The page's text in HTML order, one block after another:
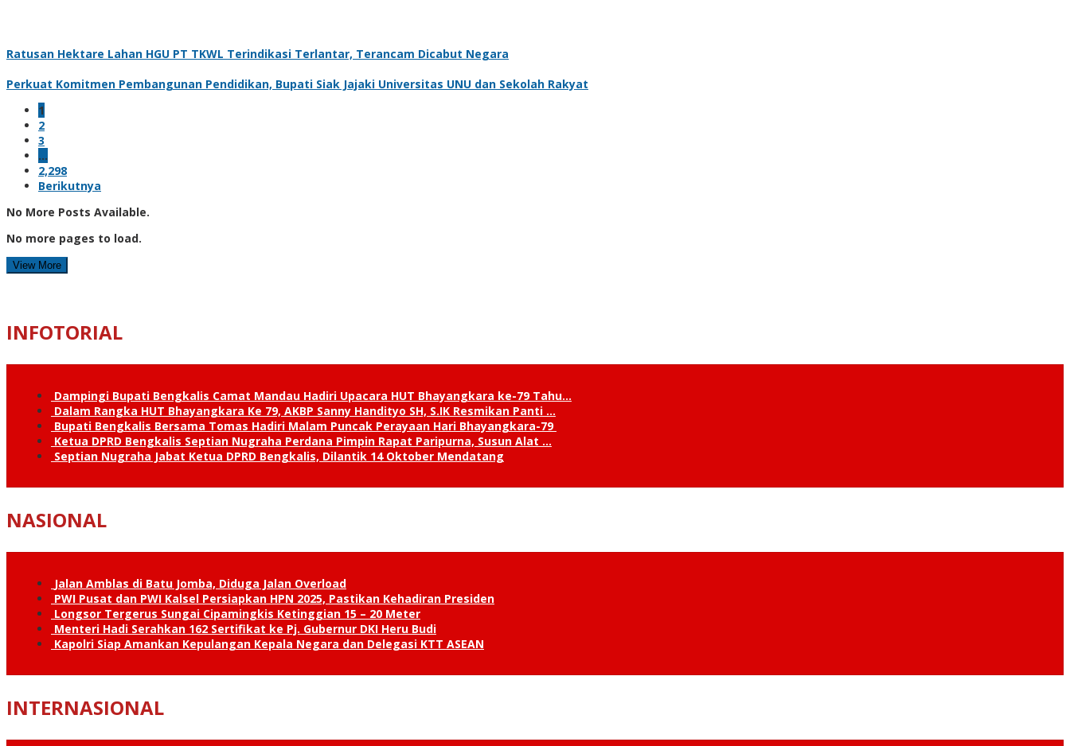
Ratusan Hektare Lahan HGU PT TKWL Terindikasi Terlantar, Terancam Dicabut Negara
Perkuat Komitmen Pembangunan Pendidikan, Bupati Siak Jajaki Universitas UNU dan Sekolah Rakyat
1
2
3
…
2,298
Berikutnya
No More Posts Available.
No more pages to load.
View More
INFOTORIAL
Dampingi Bupati Bengkalis Camat Mandau Hadiri Upacara HUT Bhayangkara ke-79 Tahu…
Dalam Rangka HUT Bhayangkara Ke 79, AKBP Sanny Handityo SH, S.IK Resmikan Panti …
Bupati Bengkalis Bersama Tomas Hadiri Malam Puncak Perayaan Hari Bhayangkara-79
Ketua DPRD Bengkalis Septian Nugraha Perdana Pimpin Rapat Paripurna, Susun Alat …
Septian Nugraha Jabat Ketua DPRD Bengkalis, Dilantik 14 Oktober Mendatang
NASIONAL
Jalan Amblas di Batu Jomba, Diduga Jalan Overload
PWI Pusat dan PWI Kalsel Persiapkan HPN 2025, Pastikan Kehadiran Presiden
Longsor Tergerus Sungai Cipamingkis Ketinggian 15 – 20 Meter
Menteri Hadi Serahkan 162 Sertifikat ke Pj. Gubernur DKI Heru Budi
Kapolri Siap Amankan Kepulangan Kepala Negara dan Delegasi KTT ASEAN
INTERNASIONAL